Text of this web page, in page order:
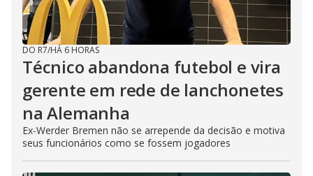
DO R7/HÁ 6 HORAS
Técnico abandona futebol e vira
gerente em rede de lanchonetes
na Alemanha
Ex-Werder Bremen não se arrepende da decisão e motiva
seus funcionários como se fossem jogadores